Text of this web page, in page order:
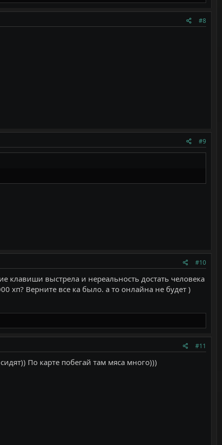
#8
#9
#10
клавиши выстрела и нереальность достать человека
хп? Верните все ка было. а то онлайна не будет )
#11
По карте побегай там мяса много)))